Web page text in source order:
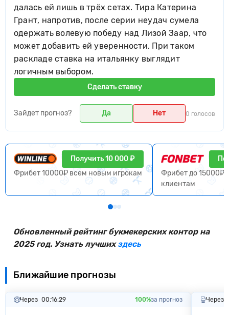
далась ей лишь в трёх сетах. Тира Катерина
Грант, напротив, после серии неудач сумела
одержать волевую победу над Лизой Заар, что
может добавить ей уверенности. При таком
раскладе ставка на итальянку выглядит
логичным выбором.
Сделать ставку
Зайдет прогноз? Да Нет 0 голосов
Получить 10 000 ₽
Фрибет 10000₽ всем новым игрокам
Фрибет до 15000₽
клиентам
Обновленный рейтинг букмекерских контор на
2025 год. Узнать лучшихздесь
Ближайшие прогнозы
Через 00:16:28 100%за прогноз Через